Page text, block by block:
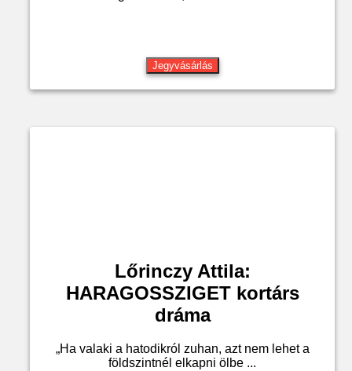
Jegyvásárlás
Lőrinczy Attila:
HARAGOSSZIGET kortárs
dráma
„Ha valaki a hatodikról zuhan, azt nem lehet a
földszintnél elkapni ölbe ...